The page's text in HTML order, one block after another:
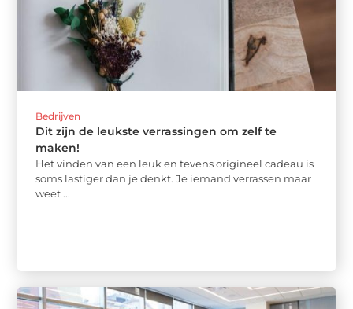
Bedrijven
Dit zijn de leukste verrassingen om zelf te
maken!
Het vinden van een leuk en tevens origineel cadeau is
soms lastiger dan je denkt. Je iemand verrassen maar
weet ...